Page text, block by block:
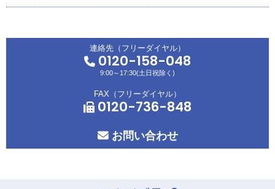
連絡先（フリーダイヤル）
0120-158-048
9:00～17:30(土日祝除く)
FAX（フリーダイヤル）
0120-736-848
お問い合わせ